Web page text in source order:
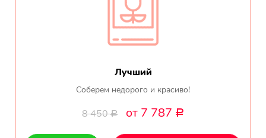
Лучший
Соберем недорого и красиво!
8 450Р от 7 787 Р